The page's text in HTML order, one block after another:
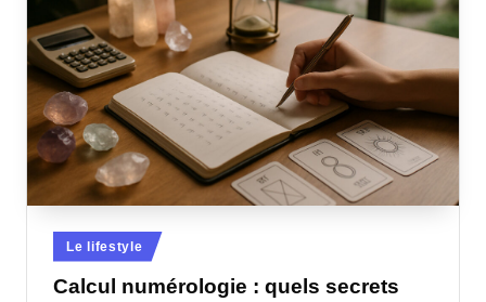
Posted
in
Le lifestyle
Calcul numérologie : quels secrets